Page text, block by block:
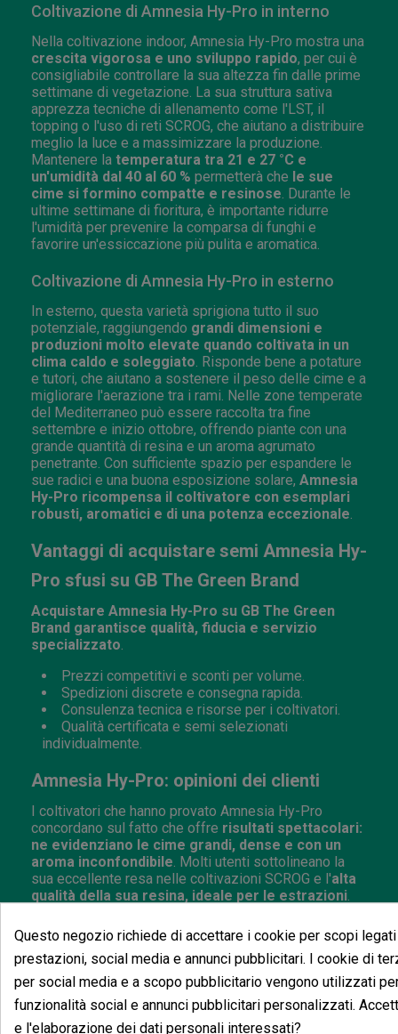
Coltivazione di Amnesia Hy-Pro in interno
Nella coltivazione indoor, Amnesia Hy-Pro mostra una
crescita vigorosa e uno sviluppo rapido, per cui è
consigliabile controllare la sua altezza fin dalle prime
settimane di vegetazione. La sua struttura sativa
apprezza tecniche di allenamento come l'LST, il
topping o l'uso di reti SCROG, che aiutano a distribuire
meglio la luce e a massimizzare la produzione.
Mantenere la temperatura tra 21 e 27 °C e
un'umidità dal 40 al 60 % permetterà che le sue
cime si formino compatte e resinose . Durante le
ultime settimane di fioritura, è importante ridurre
l'umidità per prevenire la comparsa di funghi e
favorire un'essiccazione più pulita e aromatica.
Coltivazione di Amnesia Hy-Pro in esterno
In esterno, questa varietà sprigiona tutto il suo
potenziale, raggiungendo grandi dimensioni e
produzioni molto elevate quando coltivata in un
clima caldo e soleggiato . Risponde bene a potature
e tutori, che aiutano a sostenere il peso delle cime e a
migliorare l'aerazione tra i rami. Nelle zone temperate
del Mediterraneo può essere raccolta tra fine
settembre e inizio ottobre, offrendo piante con una
grande quantità di resina e un aroma agrumato
penetrante. Con sufficiente spazio per espandere le
sue radici e una buona esposizione solare, Amnesia
Hy-Pro ricompensa il coltivatore con esemplari
robusti, aromatici e di una potenza eccezionale
Vantaggi di acquistare semi Amnesia Hy-
Pro sfusi su GB The Green Brand
Acquistare Amnesia Hy-Pro su GB The Green
Brand garantisce qualità, fiducia e servizio
specializzato
Prezzi competitivi e sconti per volume.
Spedizioni discrete e consegna rapida.
Consulenza tecnica e risorse per i coltivatori.
Qualità certificata e semi selezionati
individualmente.
Amnesia Hy-Pro: opinioni dei clienti
I coltivatori che hanno provato Amnesia Hy-Pro
concordano sul fatto che offre risultati spettacolari:
ne evidenziano le cime grandi, dense e con un
aroma inconfondibile . Molti utenti sottolineano la
sua eccellente resa nelle coltivazioni SCROG e l'alta
qualità della sua resina, ideale per le estrazioni
controllo dell'altezza, tutti concordano sul fatto cheil
risultato finale supera le aspettative.
Questo negozio richiede di accettare i cookie per scopi legati
prestazioni, social media e annunci pubblicitari. I cookie di
per social media e a scopo pubblicitario vengono utilizzati
funzionalità social e annunci pubblicitari personalizzati.
e l'elaborazione dei dati personali interessati?